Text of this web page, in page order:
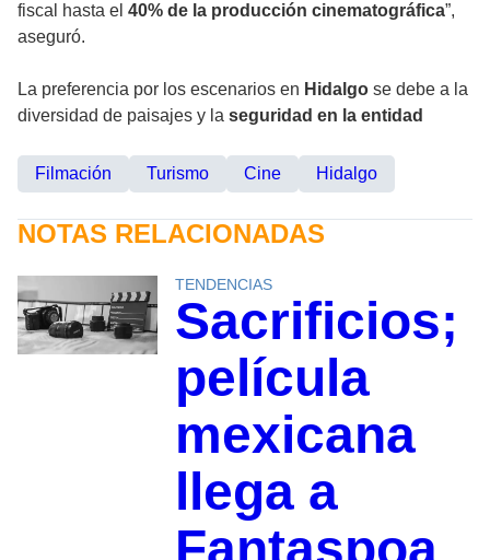
fiscal hasta el 40% de la producción cinematográfica”,
aseguró.
La preferencia por los escenarios en Hidalgo se debe a la
diversidad de paisajes y la seguridad en la entidad
Filmación Turismo Cine Hidalgo
NOTAS RELACIONADAS
TENDENCIAS
Sacrificios;
película
mexicana
llega a